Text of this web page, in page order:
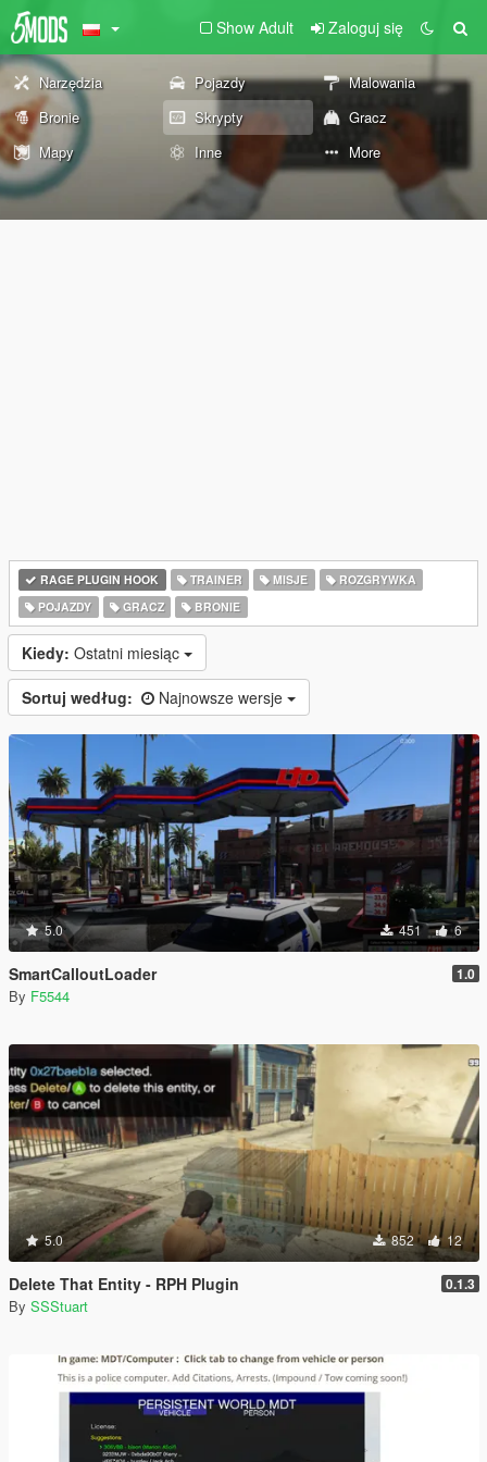
Show Adult Zaloguj się
Narzędzia Pojazdy
Malowania
Bronie
Skrypty
Gracz
Mapy
Inne More
RAGE PLUGIN HOOK TRAINER MISJE
ROZGRYWKA
POJAZDY
GRACZ BRONIE
Kiedy: Ostatni miesiąc
Sortuj według: Najnowsze wersje
5.0 451 6
SmartCalloutLoader 1.0
By F5544
5.0 852 12
Delete That Entity - RPH Plugin 0.1.3
By SSStuart